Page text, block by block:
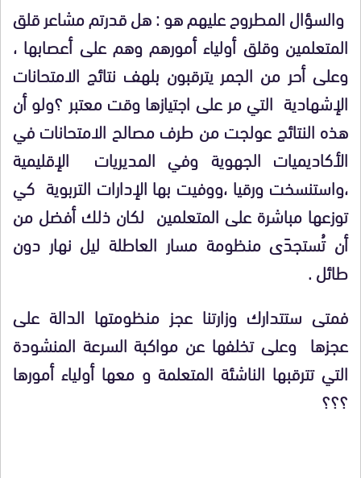
والسؤال المطروح عليهم هو : هل قدرتم مشاعر قلق
المتعلمين وقلق أولياء أمورهم وهم على أعصابها ،
وعلى أحر من الجمر يترقبون بلهف نتائج الامتحانات
الإشهادية التي مر على اجتيازها وقت معتبر ؟ولو أن
هذه النتائج عولجت من طرف مصالح الامتحانات في
الأكاديميات الجهوية وفي المديريات الإقليمية
،واستنسخت ورقيا ،ووفيت بها الإدارات التربوية كي
توزعها مباشرة على المتعلمين لكان ذلك أفضل من
أن تُستجدَى منظومة مسار العاطلة ليل نهار دون
طائل .
فمتى ستتدارك وزارتنا عجز منظومتها الدالة على
عجزها وعلى تخلفها عن مواكبة السرعة المنشودة
التي تترقبها الناشئة المتعلمة و معها أولياء أمورها
؟؟؟